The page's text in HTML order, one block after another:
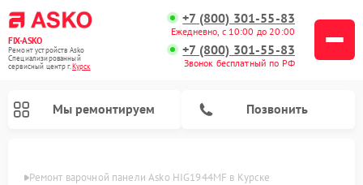
FIX-ASKO
Ремонт устройств Asko
Специализированный
cервисный центр г.Курск
+7 (800) 301-55-83
Ежедневно, с 10:00 до 20:00
+7 (800) 301-55-83
Звонок бесплатный по РФ
Мы ремонтируем Позвонить
Ремонт варочной панели Asko HIG1944MF в Курске